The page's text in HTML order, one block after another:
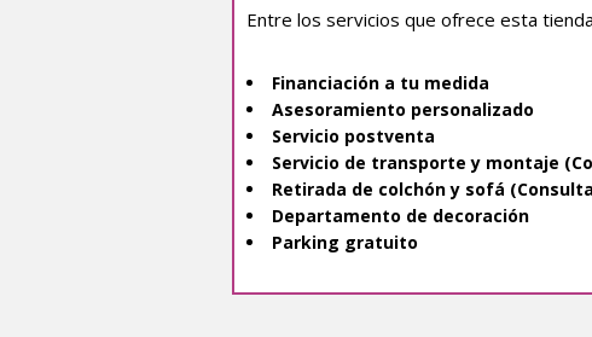
Entre los servicios que ofrece esta
Financiación a tu medida
Asesoramiento personalizado
Servicio postventa
Servicio de transporte y montaje
Retirada de colchón y sofá
Departamento de decoración
Parking gratuito